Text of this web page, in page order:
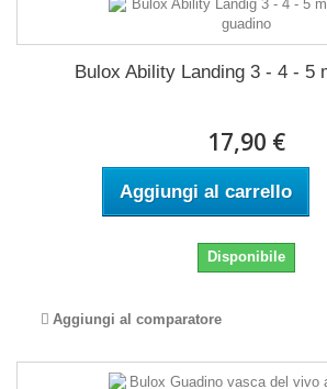
Bulox Ability Landing 3 - 4 - 5
17,90 €
Aggiungi al carrello
Disponibile
Aggiungi al comparatore